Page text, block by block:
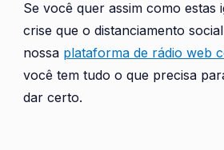
Se você quer assim como estas
crise que o distanciamento
nossa plataforma de rádio web
você tem tudo o que precisa
dar certo.